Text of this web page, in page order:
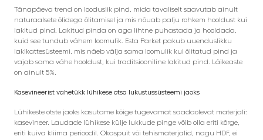
Tänapäeva trend on looduslik pind, mida tavaliselt saavutab ainult
naturaalsete õlidega õlitamisel ja mis nõuab palju rohkem hooldust kui
lakitud pind. Lakitud pinda on aga lihtne puhastada ja hooldada,
kuid see tundub vähem loomulik. Esta Parket pakub uuenduslikku
lakikattesüsteemi, mis näeb välja sama loomulik kui õlitatud pind ja
vajab sama vähe hooldust, kui traditsiooniline lakitud pind. Läikeaste
on ainult 5%.
Kasevineerist vahetükk lühikese otsa lukustussüsteemi jaoks
Lühikeste otste jaoks kasutame kõige tugevamat saadaolevat materjali:
kasevineer. Laudade lühikese külje lukkude pinge võib olla eriti kõrge,
eriti kuiva kliima perioodil. Okaspuit või tehismaterjalid, nagu HDF, ei